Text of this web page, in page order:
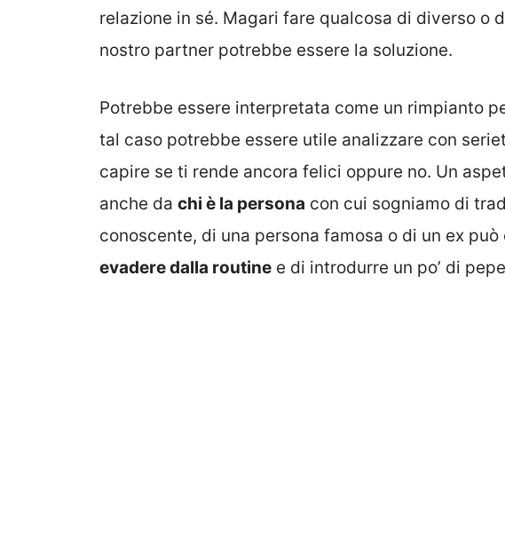
relazione in sé. Magari fare qualcosa di diverso o
nostro partner potrebbe essere la soluzione.
Potrebbe essere interpretata come un rimpianto
tal caso potrebbe essere utile analizzare con
capire se ti rende ancora felici oppure no. Un
anche da chi è la persona con cui sogniamo di
conoscente, di una persona famosa o di un ex
evadere dalla routine e di introdurre un po’ di